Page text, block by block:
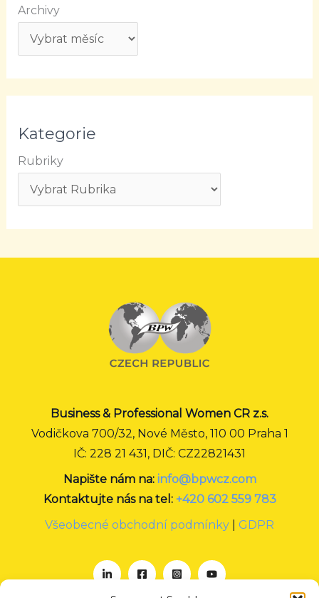
Archivy
Kategorie
Rubriky
Business & Professional Women CR z.s.
Vodičkova 700/32, Nové Město, 110 00 Praha 1
IČ: 228 21 431, DIČ: CZ22821431
Napište nám na: info@bpwcz.com
Kontaktujte nás na tel: +420 602 559 783
Všeobecné obchodní podmínky
GDPR